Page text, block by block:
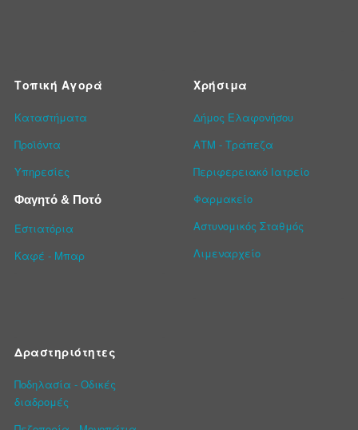
Τοπική Αγορά
Καταστήματα
Προϊόντα
Υπηρεσίες
Φαγητό & Ποτό
Εστιατόρια
Καφέ - Μπαρ
Χρήσιμα
Δήμος Ελαφονήσου
ΑΤΜ - Τράπεζα
Περιφερειακό Ιατρείο
Φαρμακείο
Αστυνομικός Σταθμός
Λιμεναρχείο
Δραστηριότητες
Ποδηλασία - Οδικές
διαδρομές